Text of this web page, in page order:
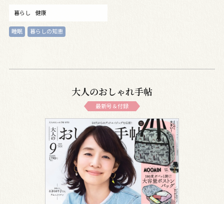
暮らし 健康
睡眠 暮らしの知恵
大人のおしゃれ手帖
最新号＆付録